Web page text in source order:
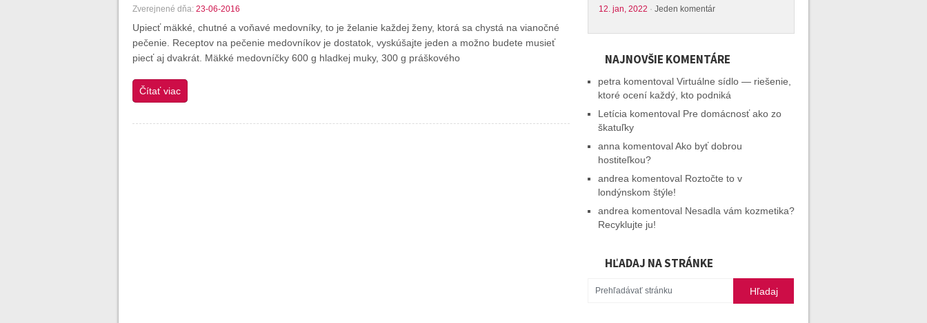
Zverejnené dňa: 23-06-2016
Upiecť mäkké, chutné a voňavé medovníky, to je želanie každej ženy, ktorá sa chystá na vianočné
pečenie. Receptov na pečenie medovníkov je dostatok, vyskúšajte jeden a možno budete musieť
piecť aj dvakrát. Mäkké medovníčky 600 g hladkej muky, 300 g práškového
Čítať viac
12. jan, 2022 · Jeden komentár
NAJNOVŠIE KOMENTÁRE
petra komentoval Virtuálne sídlo — riešenie,
ktoré ocení každý, kto podniká
Letícia komentoval Pre domácnosť ako zo
škatuľky
anna komentovalAko byť dobrou
hostiteľkou?
andrea komentoval Roztočte to v
londýnskom štýle!
andrea komentoval Nesadla vám kozmetika?
Recyklujte ju!
HĽADAJ NA STRÁNKE